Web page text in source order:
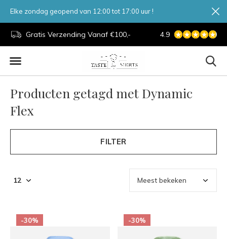
Gratis Verzending Vanaf €100,- 7 Dagen Per
4.9
Elke zondag geopend van 12:00 tot 17:00 uur !
Producten getagd met Dynamic
Flex
FILTER
-30% -30%